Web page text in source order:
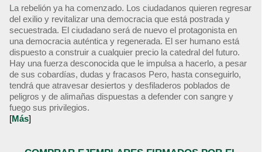
La rebelión ya ha comenzado. Los ciudadanos quieren regresar
del exilio y revitalizar una democracia que está postrada y
secuestrada. El ciudadano será de nuevo el protagonista en
una democracia auténtica y regenerada. El ser humano está
dispuesto a construir a cualquier precio la catedral del futuro.
Hay una fuerza desconocida que le impulsa a hacerlo, a pesar
de sus cobardías, dudas y fracasos Pero, hasta conseguirlo,
tendrá que atravesar desiertos y desfiladeros poblados de
peligros y de alimañas dispuestas a defender con sangre y
fuego sus privilegios.
[Más]